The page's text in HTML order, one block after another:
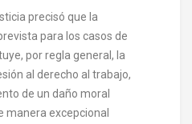
precisó que la
para los casos de
por regla general, la
al derecho al trabajo,
de un daño moral
manera excepcional